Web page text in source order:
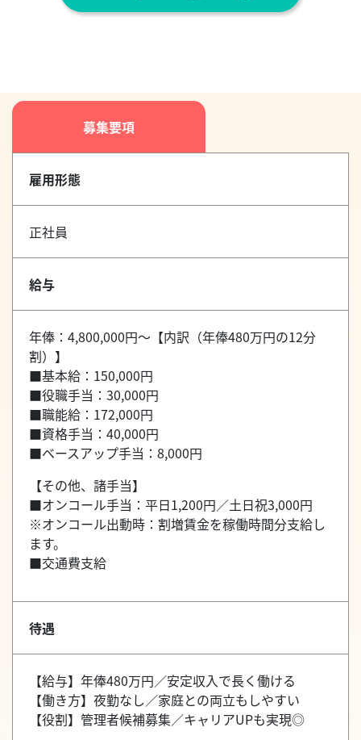
募集要項
雇用形態
正社員
給与
年俸：4,800,000円～【内訳（年俸480万円の12分
割）】
■基本給：150,000円
■役職手当：30,000円
■職能給：172,000円
■資格手当：40,000円
■ベースアップ手当：8,000円
【その他、諸手当】
■オンコール手当：平日1,200円／土日祝3,000円
※オンコール出動時：割増賃金を稼働時間分支給し
ます。
■交通費支給
待遇
【給与】年俸480万円／安定収入で長く働ける
【働き方】夜勤なし／家庭との両立もしやすい
【役割】管理者候補募集／キャリアUPも実現◎